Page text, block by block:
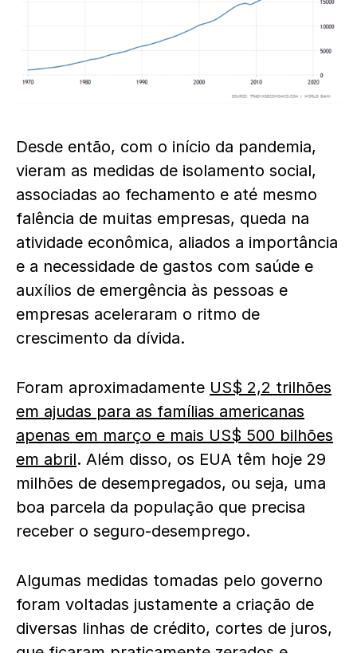
Desde então, com o início da pandemia,
vieram as medidas de isolamento social,
associadas ao fechamento e até mesmo
falência de muitas empresas, queda na
atividade econômica, aliados a importância
e a necessidade de gastos com saúde e
auxílios de emergência às pessoas e
empresas aceleraram o ritmo de
crescimento da dívida.
Foram aproximadamente US$ 2,2 trilhões
em ajudas para as famílias americanas
apenas em março e mais US$ 500 bilhões
em abril. Além disso, os EUA têm hoje 29
milhões de desempregados, ou seja, uma
boa parcela da população que precisa
receber o seguro-desemprego.
Algumas medidas tomadas pelo governo
foram voltadas justamente a criação de
diversas linhas de crédito, cortes de juros,